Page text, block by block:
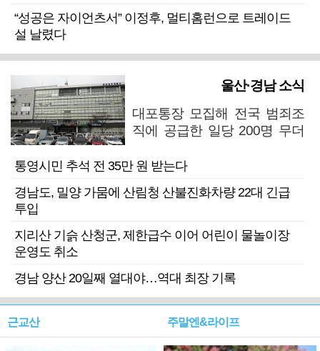
“성공은 자이언츠서” 이정후, 멀티홈런으로 트레이드
설 날렸다
울산·경남 소식
대포통장 모집해 전국 범죄조
직에 공급한 일당 200명 무더
통영시민 추석 전 35만 원 받는다
경남도, 밀양 가뭄에 산림청 산불진화차량 22대 긴급
투입
지리산 기슭 산청군, 제한급수 이어 어린이 물놀이장
운영도 취소
경남 양산 20일째 열대야…역대 최장 기록
근교산 주말엔&라이프